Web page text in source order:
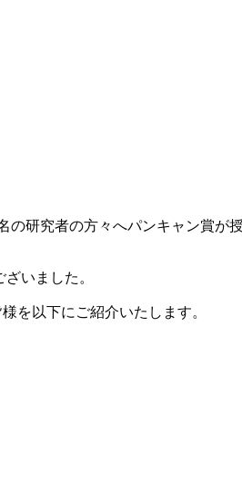
研究者の方々へパンキャン賞が
いました。
を以下にご紹介いたします。